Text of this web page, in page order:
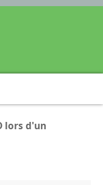
lors d'un